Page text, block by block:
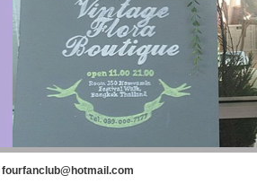
fourfanclub@hotmail.com